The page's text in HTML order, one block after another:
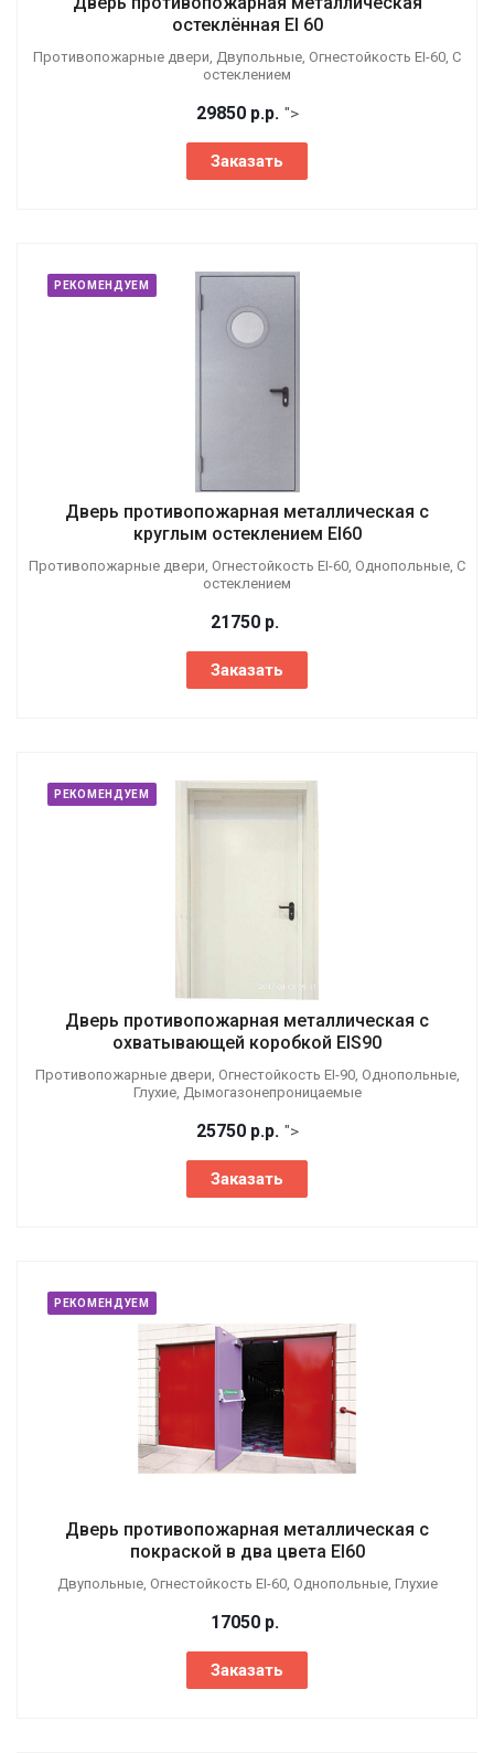
остеклённая EI 60
Противопожарные двери, Двупольные, Огнестойкость EI-60, С
остеклением
29850 р.р. ">
Заказать
РЕКОМЕНДУЕМ
Дверь противопожарная металлическая с
круглым остеклением EI60
Противопожарные двери, Огнестойкость EI-60, Однопольные, С
остеклением
21750 р.
Заказать
РЕКОМЕНДУЕМ
Дверь противопожарная металлическая с
охватывающей коробкой EIS90
Противопожарные двери, Огнестойкость EI-90, Однопольные,
Глухие, Дымогазонепроницаемые
25750 р.р. ">
Заказать
РЕКОМЕНДУЕМ
Дверь противопожарная металлическая с
покраской в два цвета EI60
Двупольные, Огнестойкость EI-60, Однопольные, Глухие
17050 р.
Заказать